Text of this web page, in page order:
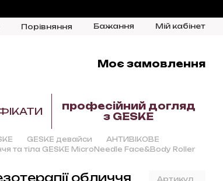
Порівняння Бажання Мій кабінет
Моє замовлення
професійний догляд
з GESKE
GESKE девайси
АНТИВІКОВЕ
та тіла GESKE MicroNeedle Face&Body Roller
обличчя
Артикул